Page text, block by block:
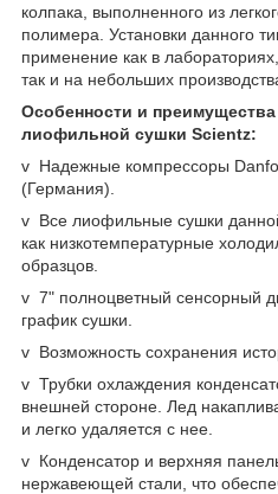
колпака, выполненного из
полимера. Установки данного
применение как в
так и на небольших
Особенности и
лиофильной сушки Scientz:
v Надежные компрессоры
(Германия).
v Все лиофильные сушки
как низкотемпературные
образцов.
v 7" полноцветный сенсорный
график сушки.
v Возможность сохранения
v Трубки охлаждения
внешней стороне. Лед
и легко удаляется с нее.
v Конденсатор и верхняя
нержавеющей стали, что